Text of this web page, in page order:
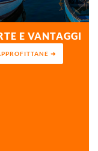
E VANTAGGI
➜